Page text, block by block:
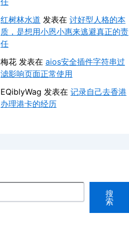
红树林水道 发表在 讨好型人格的本
质，是想用小恩小惠来逃避真正的责
任
梅花 发表在 aios安全插件字符串过
滤影响页面正常使用
EQiblyWag 发表在 记录自己去香港
办理港卡的经历
搜
索